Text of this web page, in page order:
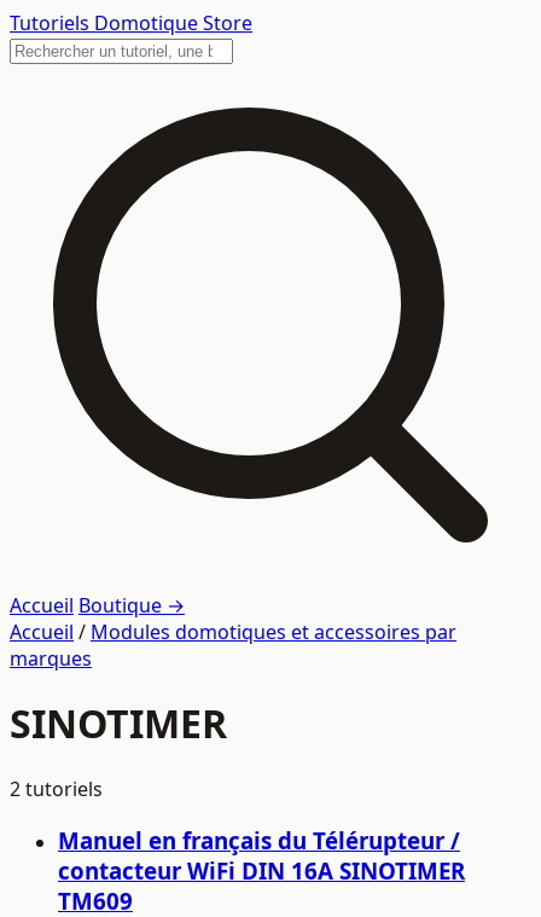
Tutoriels Domotique Store
Accueil Boutique →
Accueil / Modules domotiques et accessoires par
marques
SINOTIMER
2 tutoriels
Manuel en français du Télérupteur /
contacteur WiFi DIN 16A SINOTIMER
TM609